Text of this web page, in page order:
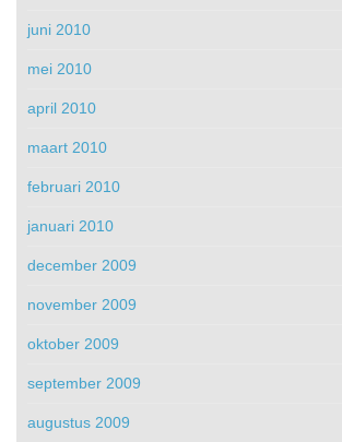
juni 2010
mei 2010
april 2010
maart 2010
februari 2010
januari 2010
december 2009
november 2009
oktober 2009
september 2009
augustus 2009